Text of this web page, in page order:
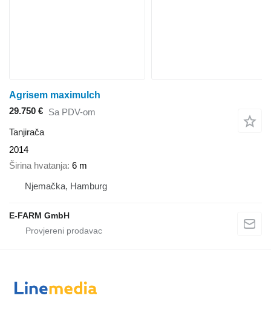
Agrisem maximulch
29.750 € Sa PDV-om
Tanjirača
2014
Širina hvatanja 6 m
Njemačka, Hamburg
E-FARM GmbH